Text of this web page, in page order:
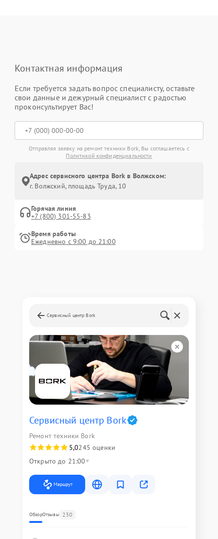
Контактная информация
Если требуется задать вопрос специалисту, оставьте
свои данные и дежурный специалист с радостью
проконсультирует Вас!
Отправляя заявку на ремонт техники Bork, Вы соглашаетесь с
Политикой конфиденциальности
Адрес сервисного центра Bork в Волжском:
г. Волжский, площадь Труда, 10
Горячая линия
+7 (800) 301-55-83
Время работы
Ежедневно с 9:00 до 21:00
Сервисный центр Bork
Сервисный центр Bork
Ремонт техники Bork
5,0245 оценки
Открыто до 21:00
Маршрут
ОбзорОтзывы 230